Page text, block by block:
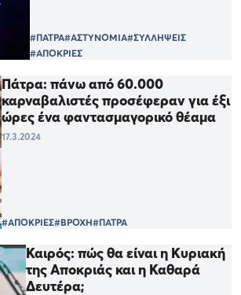
#ΠΑΤΡΑ#ΑΣΤΥΝΟΜΙΑ#ΣΥΛΛΗΨΕΙΣ
#ΑΠΟΚΡΙΕΣ
Πάτρα: πάνω από 60.000
καρναβαλιστές προσέφεραν για έξι
ώρες ένα φαντασμαγορικό θέαμα
17.3.2024
#ΑΠΟΚΡΙΕΣ#ΒΡΟΧΗ#ΠΑΤΡΑ
Καιρός: πώς θα είναι η Κυριακή
της Αποκριάς και η Καθαρά
Δευτέρα;